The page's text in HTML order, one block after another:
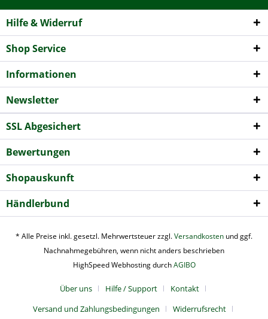
Hilfe & Widerruf
Shop Service
Informationen
Newsletter
SSL Abgesichert
Bewertungen
Shopauskunft
Händlerbund
* Alle Preise inkl. gesetzl. Mehrwertsteuer zzgl.Versandkosten und ggf.
Nachnahmegebühren, wenn nicht anders beschrieben
HighSpeed Webhosting durchAGIBO
Über uns Hilfe / Support
Kontakt
Versand und Zahlungsbedingungen
Widerrufsrecht